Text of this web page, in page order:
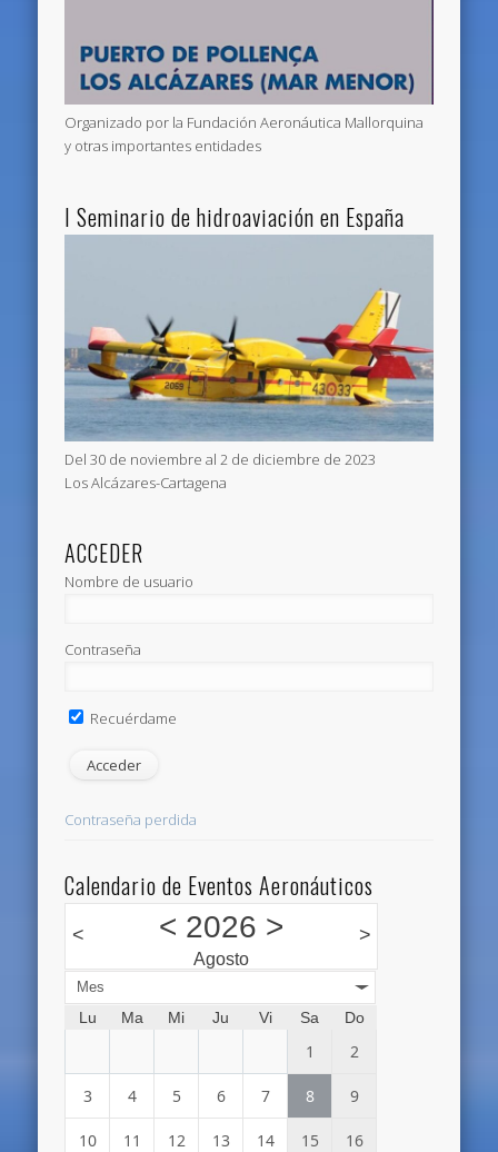
Organizado por la Fundación Aeronáutica Mallorquina
y otras importantes entidades
I Seminario de hidroaviación en España
Del 30 de noviembre al 2 de diciembre de 2023
Los Alcázares-Cartagena
ACCEDER
Nombre de usuario
Contraseña
Recuérdame
Contraseña perdida
Calendario de Eventos Aeronáuticos
< < 2026 >
Agosto
>
Mes
Lu Ma Mi Ju Vi Sa Do
1 2
3 4 5 6 7 8 9
10 11 12 13 14 15 16